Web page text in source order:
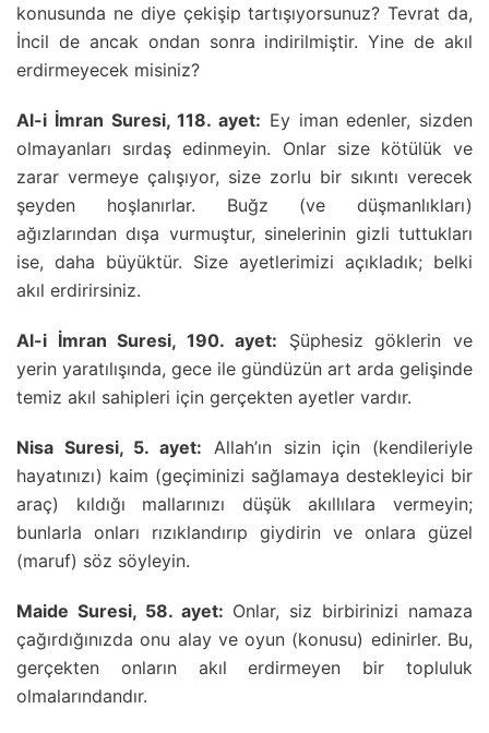
konusunda ne diye çekişip tartışıyorsunuz? Tevrat da,
İncil de ancak ondan sonra indirilmiştir. Yine de akıl
erdirmeyecek misiniz?
Al-i İmran Suresi, 118. ayet: Ey iman edenler, sizden
olmayanları sırdaş edinmeyin. Onlar size kötülük ve
zarar vermeye çalışıyor, size zorlu bir sıkıntı verecek
şeyden hoşlanırlar. Buğz (ve düşmanlıkları)
ağızlarından dışa vurmuştur, sinelerinin gizli tuttukları
ise, daha büyüktür. Size ayetlerimizi açıkladık; belki
akıl erdirirsiniz.
Al-i İmran Suresi, 190. ayet: Şüphesiz göklerin ve
yerin yaratılışında, gece ile gündüzün art arda gelişinde
temiz akıl sahipleri için gerçekten ayetler vardır.
Nisa Suresi, 5. ayet: Allah’ın sizin için (kendileriyle
hayatınızı) kaim (geçiminizi sağlamaya destekleyici bir
araç) kıldığı mallarınızı düşük akıllılara vermeyin;
bunlarla onları rızıklandırıp giydirin ve onlara güzel
(maruf) söz söyleyin.
Maide Suresi, 58. ayet: Onlar, siz birbirinizi namaza
çağırdığınızda onu alay ve oyun (konusu) edinirler. Bu,
gerçekten onların akıl erdirmeyen bir topluluk
olmalarındandır.